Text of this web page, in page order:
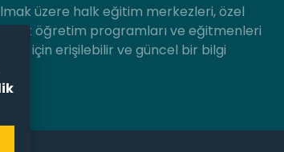
üzere halk eğitim merkezleri, özel
açık öğretim programları ve eğitmenleri
için erişilebilir ve güncel bir bilgi